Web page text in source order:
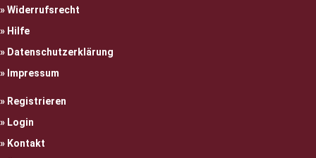
Widerrufsrecht
Hilfe
Datenschutzerklärung
Impressum
Registrieren
Login
Kontakt